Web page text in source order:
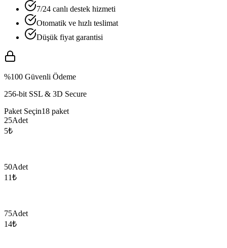
7/24 canlı destek hizmeti
Otomatik ve hızlı teslimat
Düşük fiyat garantisi
%100 Güvenli Ödeme
256-bit SSL & 3D Secure
Paket Seçin18 paket
25Adet
5₺
50Adet
11₺
75Adet
14₺